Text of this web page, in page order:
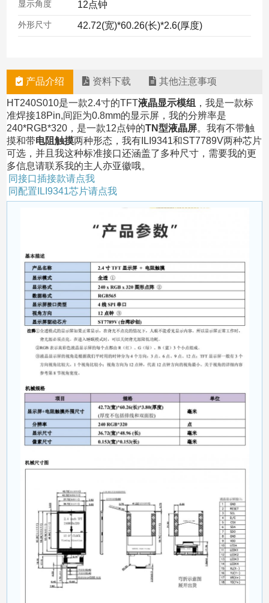
显示角度 12点钟
外形尺寸 42.72(宽)*60.26(长)*2.6(厚度)
产品介绍 资料下载 其他注意事项
HT240S010是一款2.4寸的TFT液晶显示模组 ，我是一款标
准焊接18Pin,间距为0.8mm的显示屏，我的分辨率是
240*RGB*320，是一款12点钟的TN型液晶屏。我有不带触
摸和带电阻触摸两种形态，我有ILI9341和ST7789V两种芯片
可选，并且我这种标准接口还涵盖了多种尺寸，需要我的更
多信息请联系我的主人亦亚徽哦。
同接口插接款请点我
同配置ILI9341芯片请点我